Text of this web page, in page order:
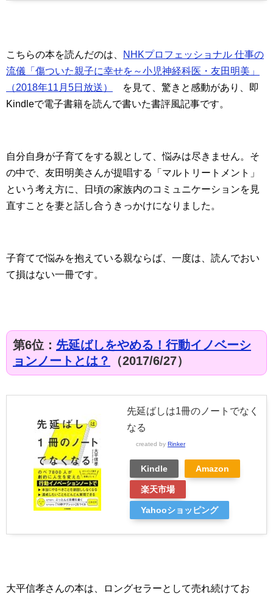
こちらの本を読んだのは、
NHKプロフェッショナル 仕事の
流儀「傷ついた親子に幸せを～小児神経科医・友田明美」
（2018年11月5日放送）
を見て、驚きと感動があり、即
Kindleで電子書籍を読んで書いた書評風記事です。
自分自身が子育てをする親として、悩みは尽きません。そ
の中で、友田明美さんが提唱する「マルトリートメント」
という考え方に、日頃の家族内のコミュニケーションを見
直すことを妻と話し合うきっかけになりました。
子育てで悩みを抱えている親ならば、一度は、読んでおい
て損はない一冊です。
第6位： 先延ばしをやめる！行動イノベーシ
ョンノートとは？
（2017/6/27）
先延ばしは1冊のノートでなく
なる
created by Rinker
Kindle Amazon
楽天市場
Yahooショッピング
大平信孝さんの本は、ロングセラーとして売れ続けてお